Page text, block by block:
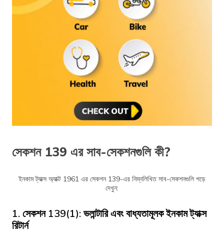
সেকশন 139 এর সাব-সেকশনগুলি কী?
ইনকাম ট্যাক্স অ্যাক্ট 1961 এর সেকশন 139-এর নিম্নলিখিত সাব-সেকশনগুলি পড়ে
দেখুন:
1. সেকশন 139(1): ভলান্টারি এবং বাধ্যতামূলক ইনকাম ট্যাক্স
রিটার্ন